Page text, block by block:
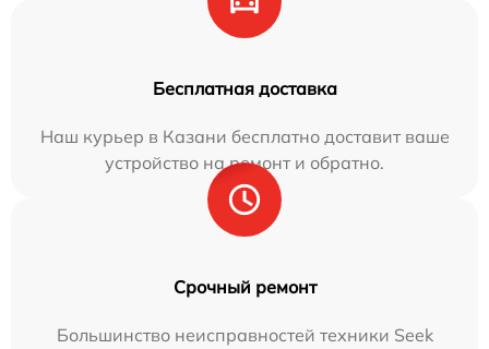
Бесплатная доставка
Наш курьер в Казани бесплатно доставит ваше
устройство на ремонт и обратно.
Срочный ремонт
Большинство неисправностей техники Seek